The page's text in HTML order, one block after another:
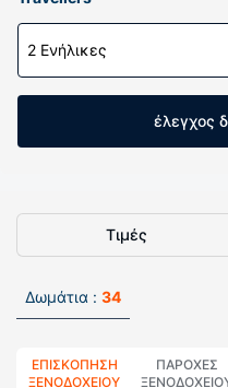
2 Ενήλικες
έλεγχος
Τιμές
Δωμάτια : 34
ΕΠΙΣΚΌΠΗΣΗ
ΞΕΝΟΔΟΧΕΊΟΥ
ΠΑΡΟΧΕΣ